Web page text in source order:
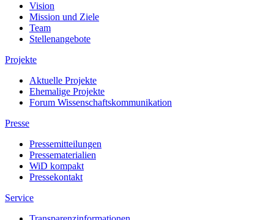
Vision
Mission und Ziele
Team
Stellenangebote
Projekte
Aktuelle Projekte
Ehemalige Projekte
Forum Wissenschaftskommunikation
Presse
Pressemitteilungen
Pressematerialien
WiD kompakt
Pressekontakt
Service